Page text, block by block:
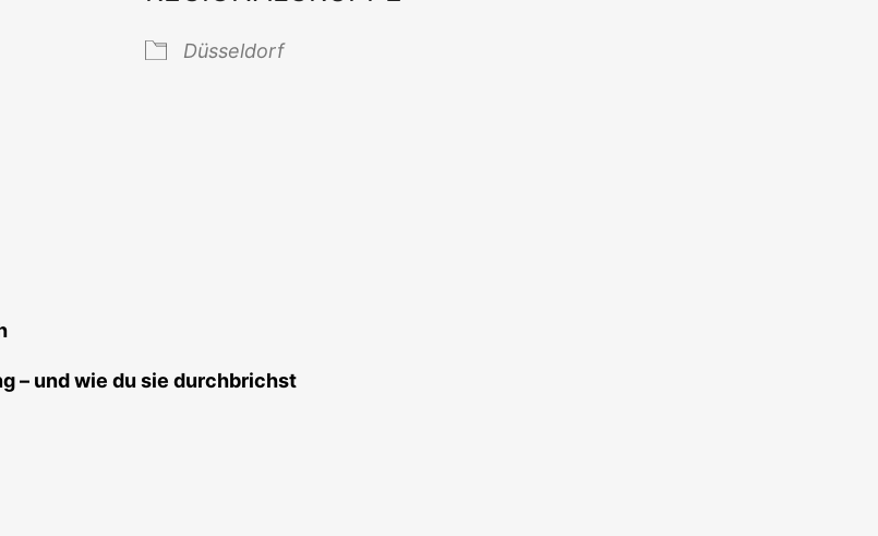
Düs­sel­dorf
– und wie du sie durchbrichst